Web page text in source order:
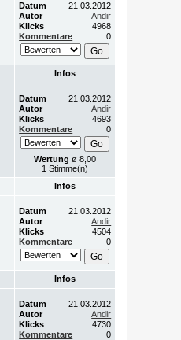
Datum
21.03.2012
Autor
Andir
Klicks
4968
Kommentare
0
Infos
Datum
21.03.2012
Autor
Andir
Klicks
4693
Kommentare
0
Wertung ø 8,00
1 Stimme(n)
Infos
Datum
21.03.2012
Autor
Andir
Klicks
4504
Kommentare
0
Infos
Datum
21.03.2012
Autor
Andir
Klicks
4730
Kommentare
0